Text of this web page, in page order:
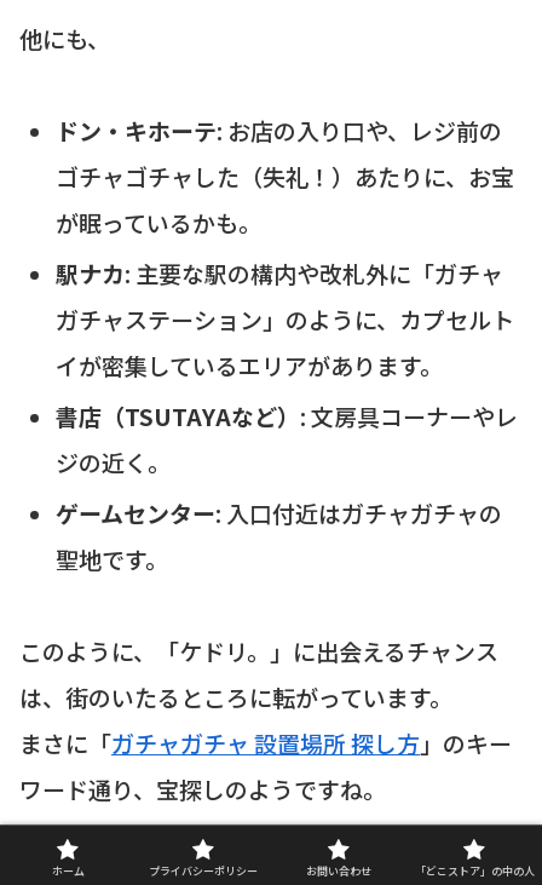
他にも、
ドン・キホーテ: お店の入り口や、レジ前の
ゴチャゴチャした（失礼！）あたりに、お宝
が眠っているかも。
駅ナカ: 主要な駅の構内や改札外に「ガチャ
ガチャステーション」のように、カプセルト
イが密集しているエリアがあります。
書店（TSUTAYAなど） : 文房具コーナーやレ
ジの近く。
ゲームセンター: 入口付近はガチャガチャの
聖地です。
このように、「ケドリ。」に出会えるチャンス
は、街のいたるところに転がっています。
まさに「ガチャガチャ 設置場所 探し方 」のキー
ワード通り、宝探しのようですね。
ホーム プライバシーポリシー お問い合わせ 「どこストア」の中の人